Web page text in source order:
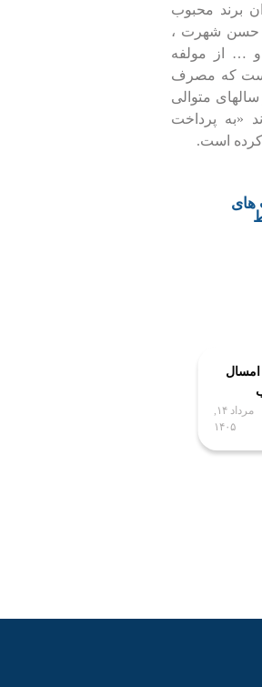
امسال
۱۴۰۵
برند محبوب
حسن شهرت ،
… از مولفه
که مصرف
سالهای متوالی
«به پرداخت
است.